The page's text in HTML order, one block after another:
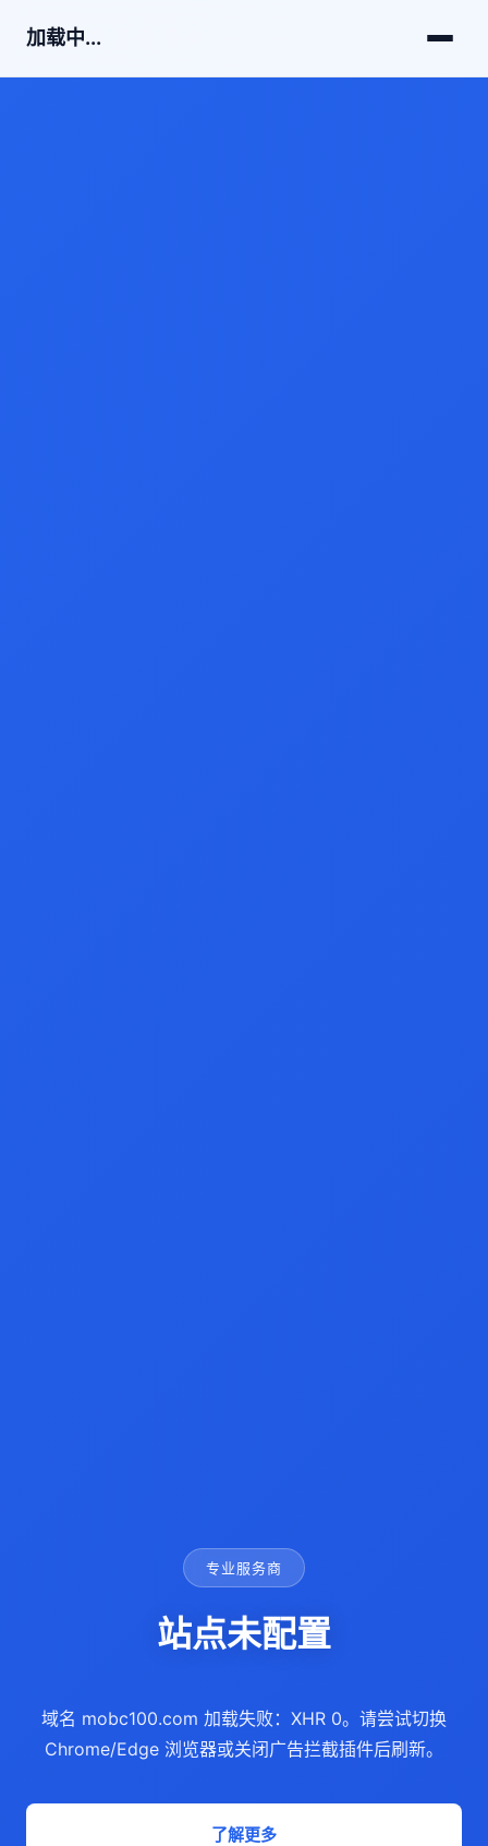
加载中...
专业服务商
站点未配置
域名 mobc100.com 加载失败：XHR 0。请尝试切换
Chrome/Edge 浏览器或关闭广告拦截插件后刷新。
了解更多